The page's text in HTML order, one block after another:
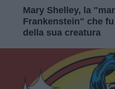
Mary Shelley, la
Frankenstein" che
della sua creatura